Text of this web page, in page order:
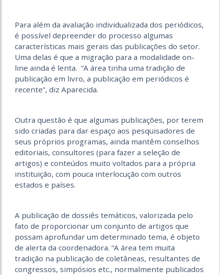
Para além da avaliação indi­vidualizada dos periódicos,
é possível depreender do processo algumas
características mais gerais das publicações do setor.
Uma delas é que a migração para a modalidade on-
line ainda é lenta. “A área tinha uma tradição de
publicação em livro, a publicação em periódicos é
recente”, diz Aparecida.
Outra questão é que algumas publicações, por terem
sido criadas para dar espaço aos pesquisadores de
seus próprios programas, ainda mantêm conselhos
editoriais, consultores (para fazer a seleção de
artigos) e conteúdos muito voltados para a própria
instituição, com pouca interlocução com outros
estados e países.
A publicação de dossiês temáticos, valorizada pelo
fato de proporcionar um conjunto de artigos que
possam aprofundar um determinado tema, é objeto
de alerta da coordenadora. “A área tem muita
tradição na publicação de coletâneas, resultantes de
congressos, simpósios etc., normalmente publicados